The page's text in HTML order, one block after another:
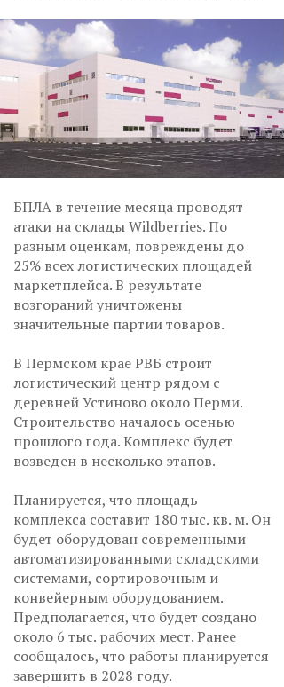
БПЛА в течение месяца проводят
атаки на склады Wildberries. По
разным оценкам, повреждены до
25% всех логистических площадей
маркетплейса. В результате
возгораний уничтожены
значительные партии товаров.
В Пермском крае РВБ строит
логистический центр рядом с
деревней Устиново около Перми.
Строительство началось осенью
прошлого года. Комплекс будет
возведен в несколько этапов.
Планируется, что площадь
комплекса составит 180 тыс. кв. м. Он
будет оборудован современными
автоматизированными складскими
системами, сортировочным и
конвейерным оборудованием.
Предполагается, что будет создано
около 6 тыс. рабочих мест. Ранее
сообщалось, что работы планируется
завершить в 2028 году.